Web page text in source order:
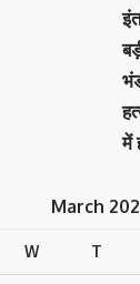
में
March
W T